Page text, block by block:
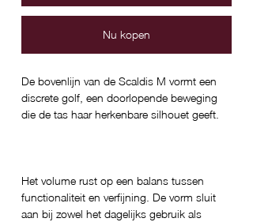
Nu kopen
De bovenlijn van de Scaldis M vormt een
discrete golf, een doorlopende beweging
die de tas haar herkenbare silhouet geeft.
Het volume rust op een balans tussen
functionaliteit en verfijning. De vorm sluit
aan bij zowel het dagelijks gebruik als